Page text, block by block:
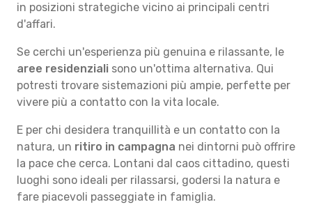
in posizioni strategiche vicino ai principali centri
d'affari.
Se cerchi un'esperienza più genuina e rilassante, le
aree residenziali sono un'ottima alternativa. Qui
potresti trovare sistemazioni più ampie, perfette per
vivere più a contatto con la vita locale.
E per chi desidera tranquillità e un contatto con la
natura, un ritiro in campagna nei dintorni può offrire
la pace che cerca. Lontani dal caos cittadino, questi
luoghi sono ideali per rilassarsi, godersi la natura e
fare piacevoli passeggiate in famiglia.